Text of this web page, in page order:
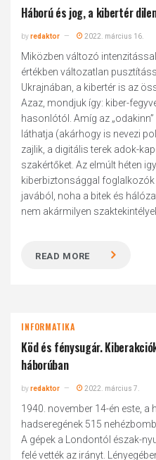
Háború és jog, a kibertér
byredaktor 2022. március 16.
Miközben változó
értékben változatlan
Ukrajnában, a kibertér is az
Azaz, mondjuk így: kiber-
hasonlótól. Amíg az
láthatja (akárhogy is nevezi
zajlik, a digitális terek adok-
szakértőket. Az elmúlt héten
kiberbiztonsággal foglalkozók
javából, noha a bitek és
nem akármilyen
READ MORE
INFORMATIKA
Köd és fénysugár.
háborúban
byredaktor 2022. március 7.
1940. november 14-én este, a
hadseregének 515
A gépek a Londontól észak-
felé vették az irányt.